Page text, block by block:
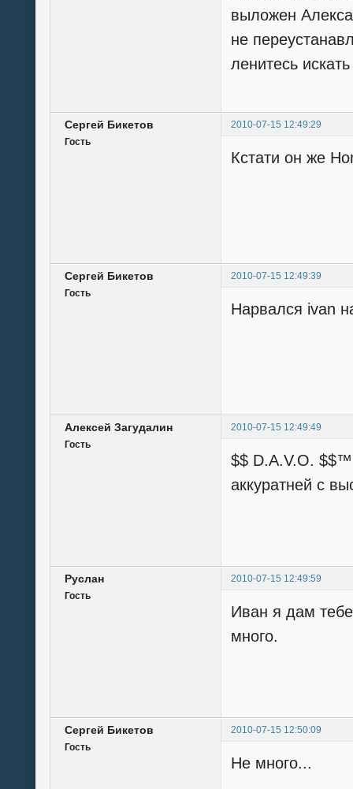
выложен
не
ленитесь
Сергей Бикетов
2010-07-15 12:49:29
Гость
Кстати он же
Сергей Бикетов
2010-07-15 12:49:39
Гость
Нарвался ivan
Алексей Загудалин
2010-07-15 12:49:49
Гость
$$ D.A.V.O.
аккуратней с
Руслан
2010-07-15 12:49:59
Гость
Иван я дам
много.
Сергей Бикетов
2010-07-15 12:50:09
Гость
Не много...